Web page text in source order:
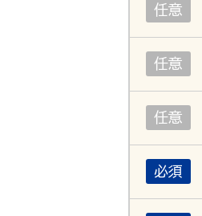
任意
任意
任意
必須